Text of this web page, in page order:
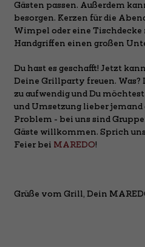
Gästen passen. Außerdem
besorgen. Kerzen für die
Wimpel oder eine
Handgriffen einen großen
Du hast es geschafft! Jetzt
Deine Grillparty freuen. Was?
zu aufwendig und Du
und Umsetzung lieber jemand
Problem - bei uns sind
Gäste willkommen. Sprich
Feier bei MAREDO!
Grüße vom Grill, Dein